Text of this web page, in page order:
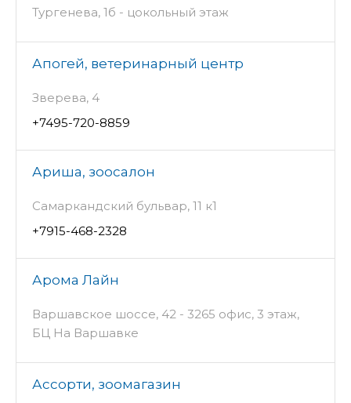
Тургенева, 1б - цокольный этаж
Апогей, ветеринарный центр
Зверева, 4
+7495-720-8859
Ариша, зоосалон
Самаркандский бульвар, 11 к1
+7915-468-2328
Арома Лайн
Варшавское шоссе, 42 - 3265 офис, 3 этаж,
БЦ На Варшавке
Ассорти, зоомагазин